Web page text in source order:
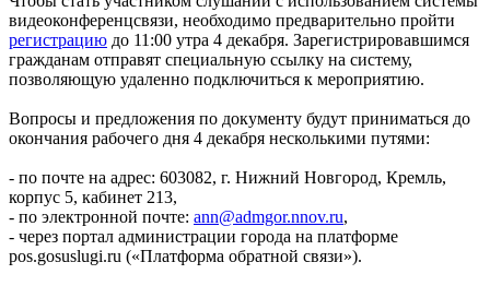
видеоконференцсвязи, необходимо предварительно пройти
регистрацию до 11:00 утра 4 декабря. Зарегистрировавшимся
гражданам отправят специальную ссылку на систему,
позволяющую удаленно подключиться к мероприятию.
Вопросы и предложения по документу будут приниматься до
окончания рабочего дня 4 декабря несколькими путями:
- по почте на адрес: 603082, г. Нижний Новгород, Кремль,
корпус 5, кабинет 213,
- по электронной почте: ann@admgor.nnov.ru,
- через портал администрации города на платформе
pos.gosuslugi.ru («Платформа обратной связи»).